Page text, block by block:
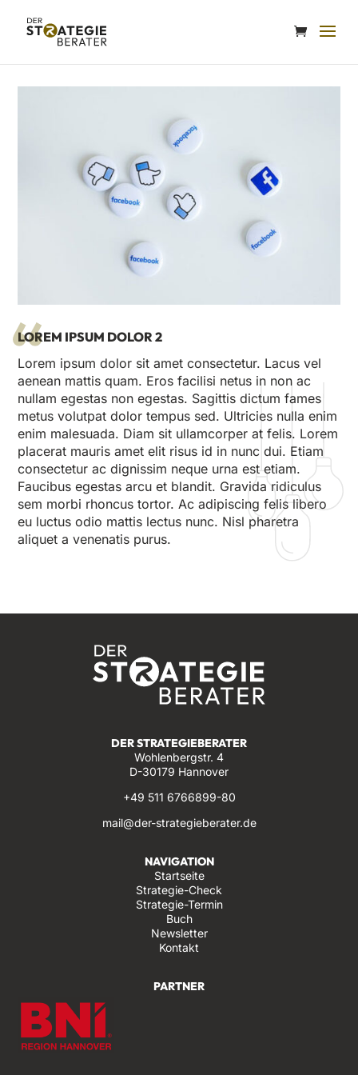
LOREM IPSUM DOLOR 2
Lorem ipsum dolor sit amet consectetur. Lacus vel
aenean mattis quam. Eros facilisi netus in non ac
nullam egestas non egestas. Sagittis dictum fames
metus volutpat dolor tempus sed. Ultricies nulla enim
enim malesuada. Diam sit ullamcorper at felis. Lorem
placerat mauris amet elit risus id in nunc dui. Etiam
consectetur ac dignissim neque urna est etiam.
Faucibus egestas arcu et blandit. Gravida ridiculus
sem morbi rhoncus tortor. Ac adipiscing felis libero
eu luctus odio mattis lectus nunc. Nisl pharetra
aliquet a venenatis purus.
DER STRATEGIEBERATER
Wohlenbergstr. 4
D-30179 Hannover
+49 511 6766899-80
mail@der-strategieberater.de
NAVIGATION
Startseite
Strategie-Check
Strategie-Termin
Buch
Newsletter
Kontakt
PARTNER